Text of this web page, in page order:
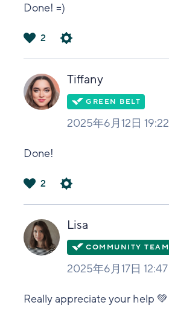
Done! =)
い
2
Tiffany
2025年6月12日 19:22
Done!
い
2
Lisa
2025年6月17日 12:47
Really appreciate your help 💚